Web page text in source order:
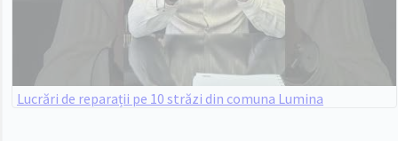
Lucrări de reparații pe 10 străzi din comuna Lumina